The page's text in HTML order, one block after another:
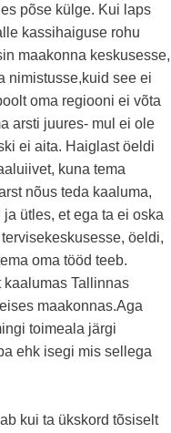
põse külge. Kui laps
kassihaiguse rohu
maakonna keskusesse,
nimistusse,kuid see ei
oma regiooni ei võta
arsti juures- mul ei ole
ei aita. Haiglast öeldi
kuna tema
nõus teda kaaluma,
ütles, et ega ta ei oska
öeldi,
oma tööd teeb.
kaalumas Tallinnas
maakonnas.Aga
toimeala järgi
ehk isegi mis sellega
kui ta ükskord tõsiselt